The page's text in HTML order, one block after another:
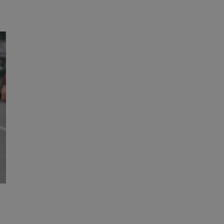
sesji.
ludzi i botów.
ponieważ
na temat
o zgodzie
dotyczących
Rejestruje
i ustawień
w kolejnych
musi ponownie
zwiększa wygodę
ludzi i botów.
ponieważ
na temat
pliki cookie. Jest
Script.com